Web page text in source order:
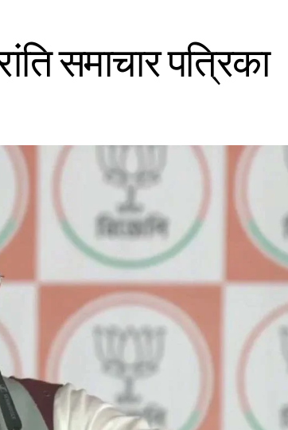
समाचार पत्रिका